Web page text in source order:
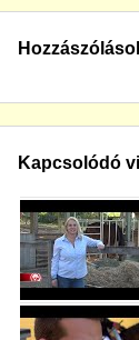
Kapcsolódó